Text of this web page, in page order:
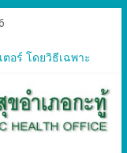
อร์ โดยวิธีเฉพาะ
รแพทย์สำหรับ
พในแรงงานต่างด้าว